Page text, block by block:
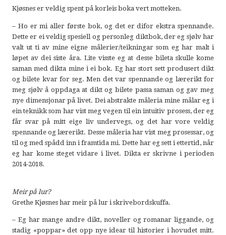
Kjøsnes er veldig spent på korleis boka vert motteken.
– Ho er mi aller første bok, og det er difor ekstra spennande.
Dette er ei veldig spesiell og personleg diktbok, der eg sjølv har
valt ut ti av mine eigne målerier/teikningar som eg har malt i
løpet av dei siste åra. Lite visste eg at desse bileta skulle kome
saman med dikta mine i ei bok. Eg har stort sett produsert dikt
og bilete kvar for seg. Men det var spennande og lærerikt for
meg sjølv å oppdaga at dikt og bilete passa saman og gav meg
nye dimensjonar på livet. Dei abstrakte måleria mine målar eg i
ein teknikk som har vist meg vegen til ein intuitiv prosess, der eg
får svar på mitt eige liv undervegs, og det har vore veldig
spennande og lærerikt. Desse måleria har vist meg prosessar, og
til og med spådd inn i framtida mi. Dette har eg sett i ettertid, når
eg har kome steget vidare i livet. Dikta er skrivne i perioden
2014-2018.
Meir på lur?
Grethe Kjøsnes har meir på lur i skrivebordskuffa.
– Eg har mange andre dikt, noveller og romanar liggande, og
stadig «poppar» det opp nye idear til historier i hovudet mitt.